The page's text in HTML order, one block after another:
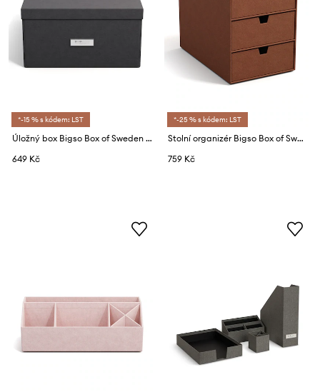
*-15 % s kódem: LST
Úložný box Bigso Box of Sweden XL
649 Kč
*-25 % s kódem: LST
Stolní organizér Bigso Box of Sweden
759 Kč